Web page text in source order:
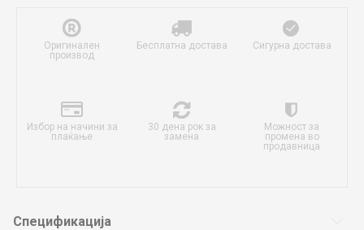
Оригинален
производ
Бесплатна достава Сигурна достава
Избор на начини за
плаќање
30 дена рок за
замена
Можност за
промена во
продавница
Спецификација